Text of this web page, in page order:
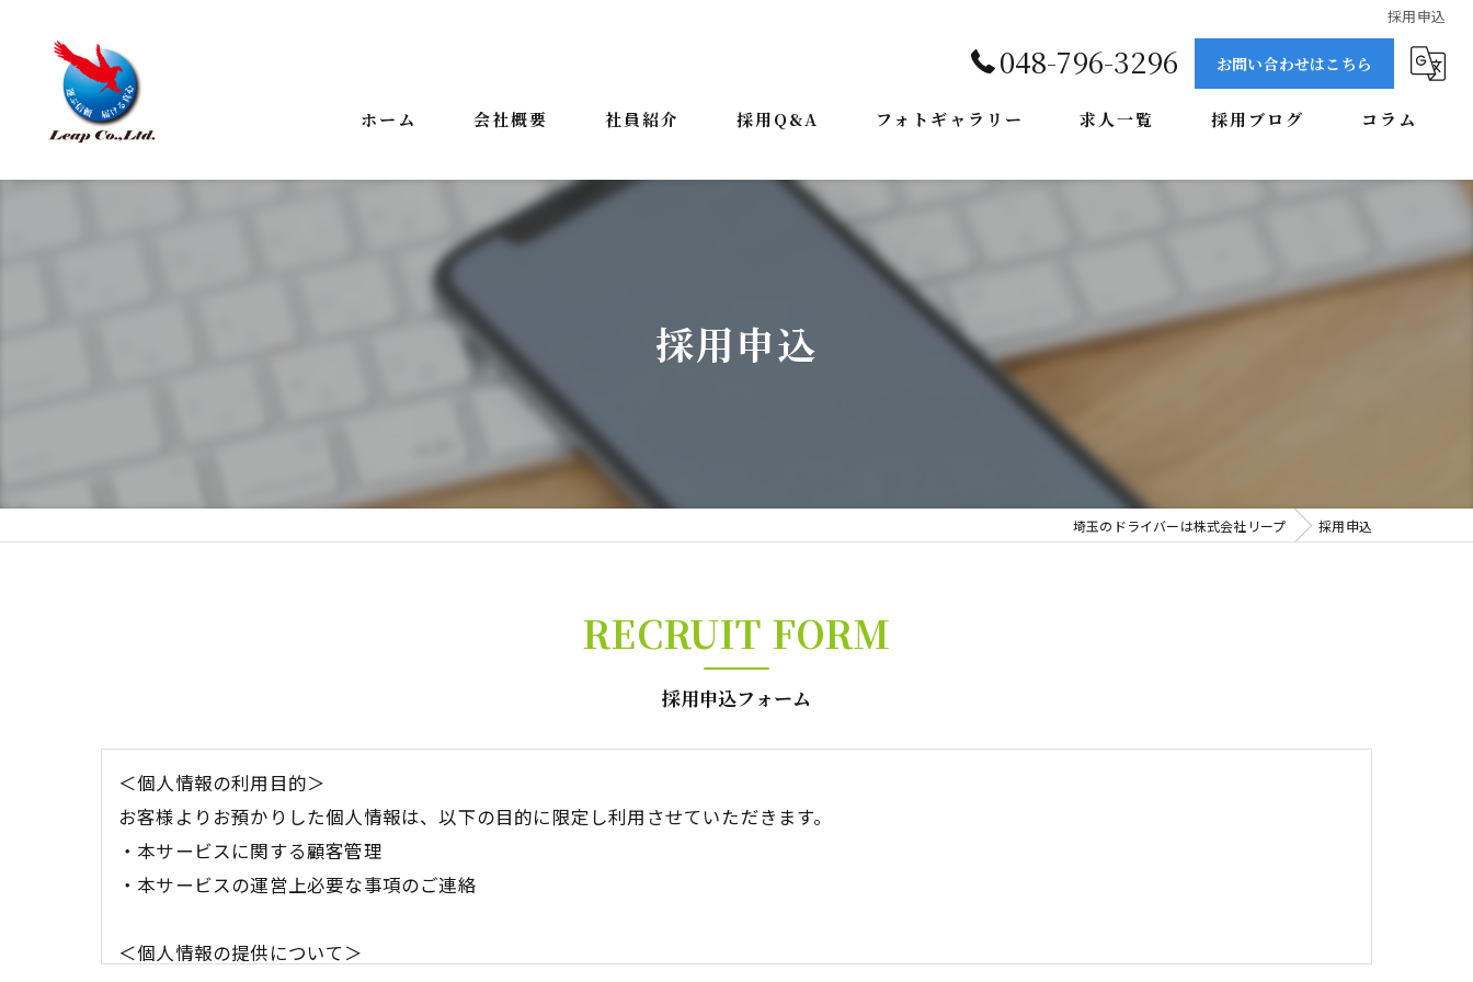
採用申込
048-796-3296 お問い合わせはこちら
ホーム 会社概要
ビジョン
事業案内
社員紹介 採用Q&A フォトギャラリー 求人一覧 採用ブログ コラム
採用申込
埼玉のドライバーは株式会社リープ 採用申込
採用申込フォーム
RECRUIT FORM
＜個人情報の利用目的＞
お客様よりお預かりした個人情報は、以下の目的に限定し利用させていただきます。
・本サービスに関する顧客管理
・本サービスの運営上必要な事項のご連絡
＜個人情報の提供について＞